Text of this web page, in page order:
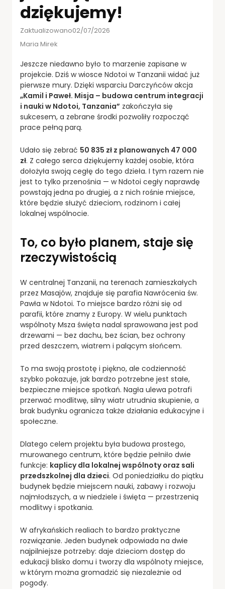
dziękujemy!
Zaktualizowano02/07/2026
Maria Mirek
Jeszcze niedawno było to marzenie zapisane w
projekcie. Dziś w wiosce Ndotoi w Tanzanii widać już
pierwsze mury. Dzięki wsparciu Darczyńców akcja
„Kamil i Paweł. Misja – budowa centrum integracji
i nauki w Ndotoi, Tanzania” zakończyła się
sukcesem, a zebrane środki pozwoliły rozpocząć
prace pełną parą.
Udało się zebrać 50 835 zł z planowanych 47 000
zł. Z całego serca dziękujemy każdej osobie, która
dołożyła swoją cegłę do tego dzieła. I tym razem nie
jest to tylko przenośnia — w Ndotoi cegły naprawdę
powstają jedna po drugiej, a z nich rośnie miejsce,
które będzie służyć dzieciom, rodzinom i całej
lokalnej wspólnocie.
To, co było planem, staje się
rzeczywistością
W centralnej Tanzanii, na terenach zamieszkałych
przez Masajów, znajduje się parafia Nawrócenia św.
Pawła w Ndotoi. To miejsce bardzo różni się od
parafii, które znamy z Europy. W wielu punktach
wspólnoty Msza święta nadal sprawowana jest pod
drzewami — bez dachu, bez ścian, bez ochrony
przed deszczem, wiatrem i palącym słońcem.
To ma swoją prostotę i piękno, ale codzienność
szybko pokazuje, jak bardzo potrzebne jest stałe,
bezpieczne miejsce spotkań. Nagła ulewa potrafi
przerwać modlitwę, silny wiatr utrudnia skupienie, a
brak budynku ogranicza także działania edukacyjne i
społeczne.
Dlatego celem projektu była budowa prostego,
murowanego centrum, które będzie pełniło dwie
funkcje: kaplicy dla lokalnej wspólnoty oraz sali
przedszkolnej dla dzieci. Od poniedziałku do piątku
budynek będzie miejscem nauki, zabawy i rozwoju
najmłodszych, a w niedziele i święta — przestrzenią
modlitwy i spotkania.
W afrykańskich realiach to bardzo praktyczne
rozwiązanie. Jeden budynek odpowiada na dwie
najpilniejsze potrzeby: daje dzieciom dostęp do
edukacji blisko domu i tworzy dla wspólnoty miejsce,
w którym można gromadzić się niezależnie od
pogody.